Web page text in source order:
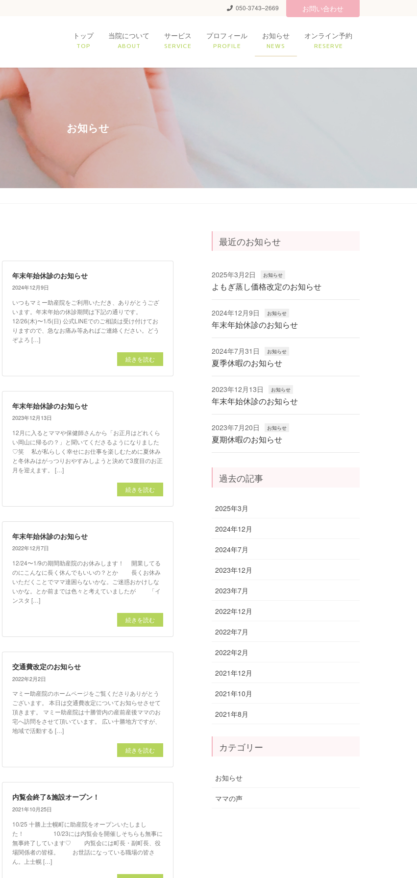
050-3743–2669 お問い合わせ
トップ
TOP
当院について
ABOUT
サービス
SERVICE
プロフィール
PROFILE
お知らせ
NEWS
オンライン予約
RESERVE
お知らせ
年末年始休診のお知らせ
2024年12月9日
いつもマミー助産院をご利用いただき、ありがとうござ
います。年末年始の休診期間は下記の通りです。
12/26(木)〜1/5(日) 公式LINEでのご相談は受け付けてお
りますので、急なお痛み等あればご連絡ください。どう
ぞよろ […]
続きを読む
年末年始休診のお知らせ
2023年12月13日
12月に入るとママや保健師さんから「お正月はどれくら
い岡山に帰るの？」と聞いてくださるようになりました
♡笑 私が私らしく幸せにお仕事を楽しむために夏休み
と冬休みはがっつりおやすみしようと決めて3度目のお正
月を迎えます。 […]
続きを読む
年末年始休診のお知らせ
2022年12月7日
12/24〜1/9の期間助産院のお休みします！ 開業してる
のにこんなに長く休んでもいいの？とか 長くお休み
いただくことでママ達困らないかな。ご迷惑おかけしな
いかな。とか前までは色々と考えていましたが 「イ
ンスタ […]
続きを読む
交通費改定のお知らせ
2022年2月2日
マミー助産院のホームページをご覧くださりありがとう
ございます。 本日は交通費改定についてお知らせさせて
頂きます。 マミー助産院は十勝管内の産前産後ママのお
宅へ訪問をさせて頂いています。 広い十勝地方ですが、
地域で活動する […]
続きを読む
内覧会終了&施設オープン！
2021年10月25日
10/25 十勝上士幌町に助産院をオープンいたしまし
た！ 10/23には内覧会を開催しそちらも無事に
無事終了しています♡ 内覧会には町長・副町長、役
場関係者の皆様。 お世話になっている職場の皆さ
ん。上士幌 […]
最近のお知らせ
2025年3月2日 お知らせ
よもぎ蒸し価格改定のお知らせ
2024年12月9日 お知らせ
年末年始休診のお知らせ
2024年7月31日 お知らせ
夏季休暇のお知らせ
2023年12月13日 お知らせ
年末年始休診のお知らせ
2023年7月20日 お知らせ
夏期休暇のお知らせ
過去の記事
2025年3月
2024年12月
2024年7月
2023年12月
2023年7月
2022年12月
2022年7月
2022年2月
2021年12月
2021年10月
2021年8月
カテゴリー
お知らせ
ママの声